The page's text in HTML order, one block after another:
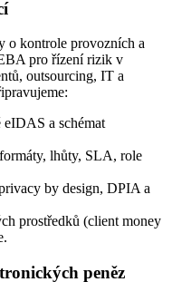
o kontrole provozních a
pro řízení rizik v
outsourcing, IT a
eIDAS a schémat
lhůty, SLA, role
by design, DPIA a
prostředků (client money
peněz